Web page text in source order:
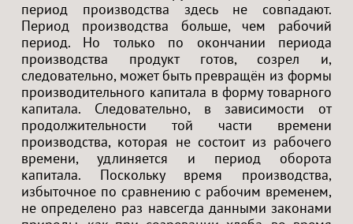
период производства здесь не совпадают.
Период производства больше, чем рабочий
период. Но только по окончании периода
производства продукт готов, созрел и,
следовательно, может быть превращён из формы
производительного капитала в форму товарного
капитала. Следовательно, в зависимости от
продолжительности той части времени
производства, которая не состоит из рабочего
времени, удлиняется и период оборота
капитала. Поскольку время производства,
избыточное по сравнению с рабочим временем,
не определено раз навсегда данными законами